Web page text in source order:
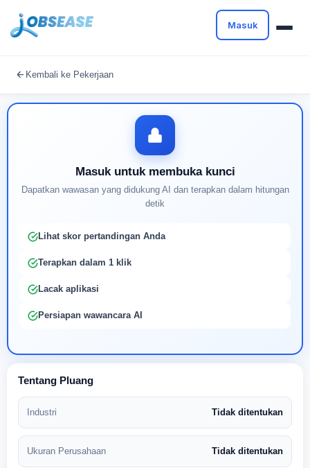
Masuk
Kembali ke Pekerjaan
Masuk untuk membuka kunci
Dapatkan wawasan yang didukung AI dan terapkan dalam hitungan
detik
Lihat skor pertandingan Anda
Terapkan dalam 1 klik
Lacak aplikasi
Persiapan wawancara AI
Tentang Pluang
Industri Tidak ditentukan
Ukuran Perusahaan Tidak ditentukan
Buat profil Anda untuk membuka kunci pencocokan